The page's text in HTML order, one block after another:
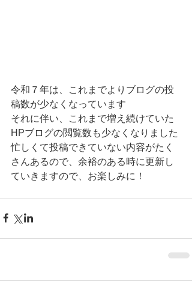
令和７年は、これまでよりブログの投
稿数が少なくなっています
それに伴い、これまで増え続けていた
HPブログの閲覧数も少なくなりました
忙しくて投稿できていない内容がたく
さんあるので、余裕のある時に更新し
ていきますので、お楽しみに！